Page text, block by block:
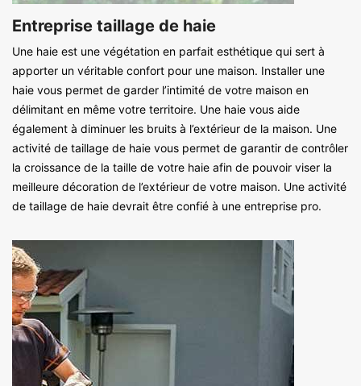
Entreprise taillage de haie
Une haie est une végétation en parfait esthétique qui sert à
apporter un véritable confort pour une maison. Installer une
haie vous permet de garder l’intimité de votre maison en
délimitant en même votre territoire. Une haie vous aide
également à diminuer les bruits à l’extérieur de la maison. Une
activité de taillage de haie vous permet de garantir de contrôler
la croissance de la taille de votre haie afin de pouvoir viser la
meilleure décoration de l’extérieur de votre maison. Une activité
de taillage de haie devrait être confié à une entreprise pro.